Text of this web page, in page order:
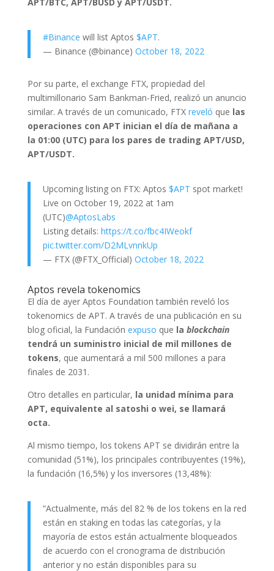
#Binance will list Aptos $APT.
— Binance (@binance) October 18, 2022
Por su parte, el exchange FTX, propiedad del
multimillonario Sam Bankman-Fried, realizó un anuncio
similar. A través de un comunicado, FTX reveló que las
operaciones con APT inician el día de mañana a
la 01:00 (UTC) para los pares de trading APT/USD,
APT/USDT.
Upcoming listing on FTX: Aptos $APT spot market!
Live on October 19, 2022 at 1am
(UTC)@AptosLabs
Listing details: https://t.co/fbc4IWeokf
pic.twitter.com/D2MLvnnkUp
— FTX (@FTX_Official) October 18, 2022
Aptos revela tokenomics
El día de ayer Aptos Foundation también reveló los
tokenomics de APT. A través de una publicación en su
blog oficial, la Fundación expuso que la blockchain
tendrá un suministro inicial de mil millones de
tokens, que aumentará a mil 500 millones a para
finales de 2031.
Otro detalles en particular, la unidad mínima para
APT, equivalente al satoshi o wei, se llamará
octa.
Al mismo tiempo, los tokens APT se dividirán entre la
comunidad (51%), los principales contribuyentes (19%),
la fundación (16,5%) y los inversores (13,48%):
“Actualmente, más del 82 % de los tokens en la red
están en staking en todas las categorías, y la
mayoría de estos están actualmente bloqueados
de acuerdo con el cronograma de distribución
anterior y no están disponibles para su